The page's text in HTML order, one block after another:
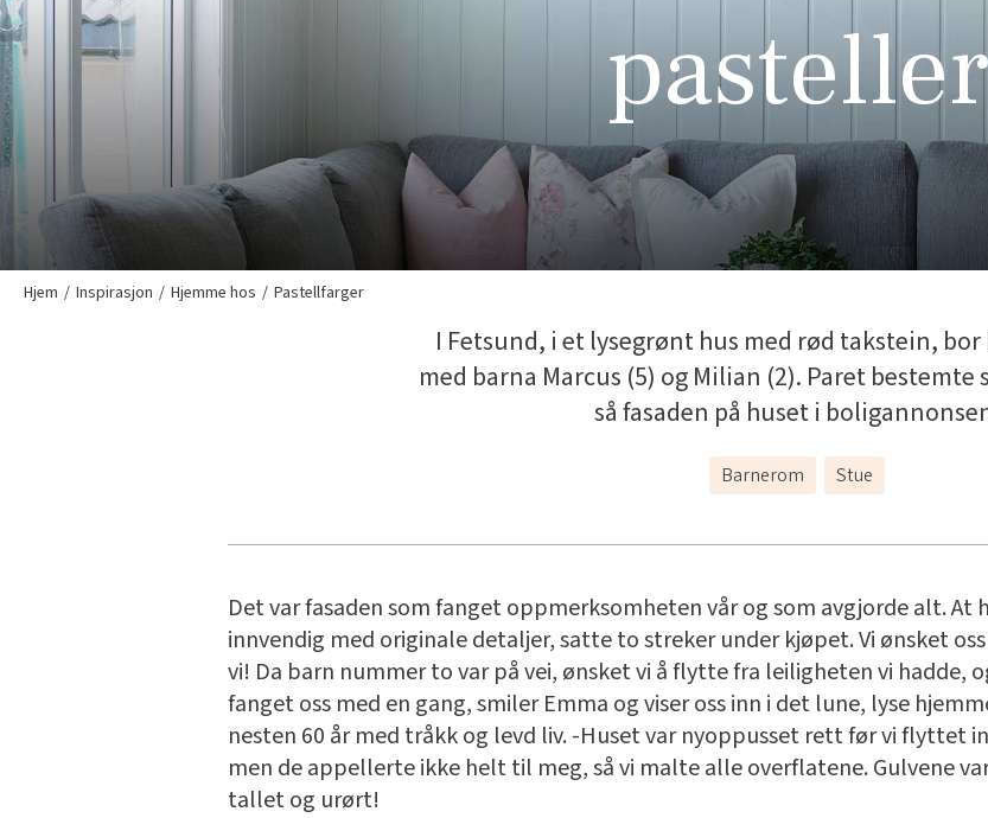
pasteller
Hjem Inspirasjon Hjemme hos Pastellfarger
I Fetsund, i et lysegrønt hus med rød takstein, bor
med barna Marcus (5) og Milian (2). Paret bestemte
så fasaden på huset i
Barnerom Stue
Det var fasaden som fanget oppmerksomheten vår og som avgjorde alt. At
innvendig med originale detaljer, satte to streker under kjøpet. Vi ønsket
vi! Da barn nummer to var på vei, ønsket vi å flytte fra leiligheten vi hadde,
fanget oss med en gang, smiler Emma og viser oss inn i det lune, lyse
nesten 60 år med tråkk og levd liv. -Huset var nyoppusset rett før vi flyttet
men de appellerte ikke helt til meg, så vi malte alle overflatene. Gulvene
tallet og urørt!